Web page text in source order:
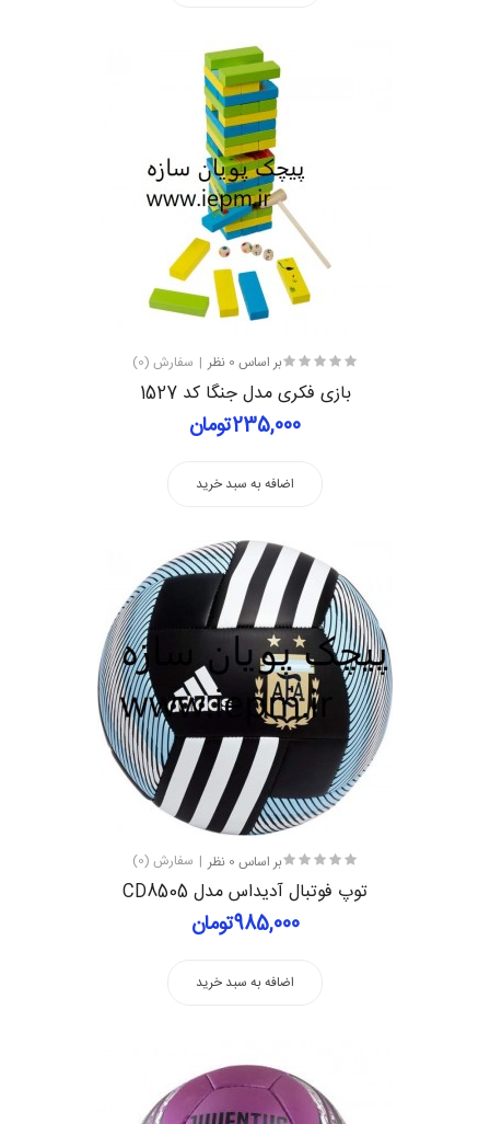
بر اساس 0 نظر سفارش (0)
بازی فکری مدل جنگا کد 1527
235,000تومان
اضافه به سبد خرید
بر اساس 0 نظر سفارش (0)
توپ فوتبال آدیداس مدل CD8505
985,000تومان
اضافه به سبد خرید